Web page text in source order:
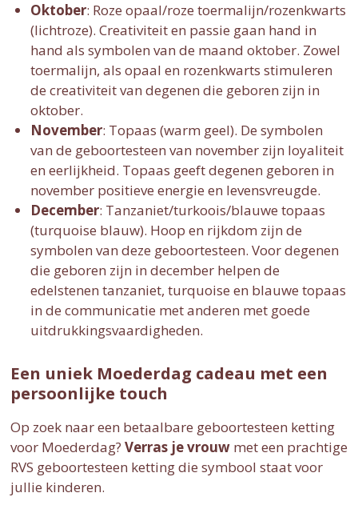
Oktober: Roze opaal/roze toermalijn/rozenkwarts
(lichtroze). Creativiteit en passie gaan hand in
hand als symbolen van de maand oktober. Zowel
toermalijn, als opaal en rozenkwarts stimuleren
de creativiteit van degenen die geboren zijn in
oktober.
November: Topaas (warm geel). De symbolen
van de geboortesteen van november zijn loyaliteit
en eerlijkheid. Topaas geeft degenen geboren in
november positieve energie en levensvreugde.
December: Tanzaniet/turkoois/blauwe topaas
(turquoise blauw). Hoop en rijkdom zijn de
symbolen van deze geboortesteen. Voor degenen
die geboren zijn in december helpen de
edelstenen tanzaniet, turquoise en blauwe topaas
in de communicatie met anderen met goede
uitdrukkingsvaardigheden.
Een uniek Moederdag cadeau met een
persoonlijke touch
Op zoek naar een betaalbare geboortesteen ketting
voor Moederdag? Verras je vrouwmet een prachtige
RVS geboortesteen ketting die symbool staat voor
jullie kinderen.